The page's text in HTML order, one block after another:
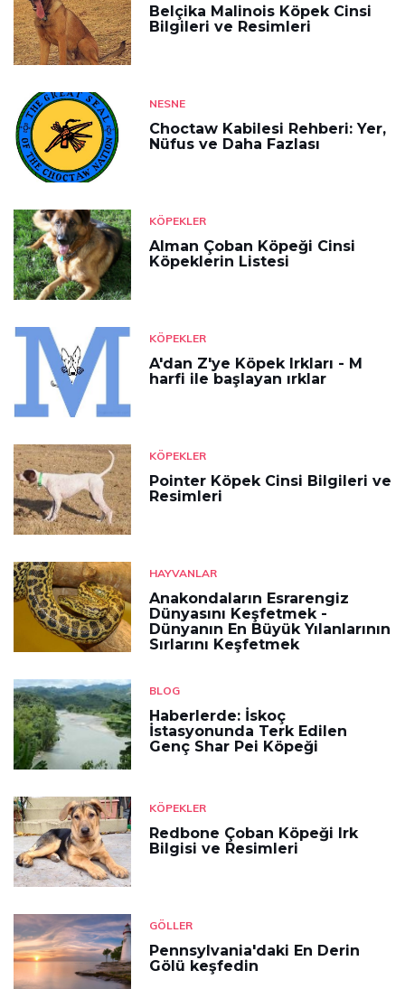
Belçika Malinois Köpek Cinsi
Bilgileri ve Resimleri
NESNE
Choctaw Kabilesi Rehberi: Yer,
Nüfus ve Daha Fazlası
KÖPEKLER
Alman Çoban Köpeği Cinsi
Köpeklerin Listesi
KÖPEKLER
A'dan Z'ye Köpek Irkları - M
harfi ile başlayan ırklar
KÖPEKLER
Pointer Köpek Cinsi Bilgileri ve
Resimleri
HAYVANLAR
Anakondaların Esrarengiz
Dünyasını Keşfetmek -
Dünyanın En Büyük Yılanlarının
Sırlarını Keşfetmek
BLOG
Haberlerde: İskoç
İstasyonunda Terk Edilen
Genç Shar Pei Köpeği
KÖPEKLER
Redbone Çoban Köpeği Irk
Bilgisi ve Resimleri
GÖLLER
Pennsylvania'daki En Derin
Gölü keşfedin